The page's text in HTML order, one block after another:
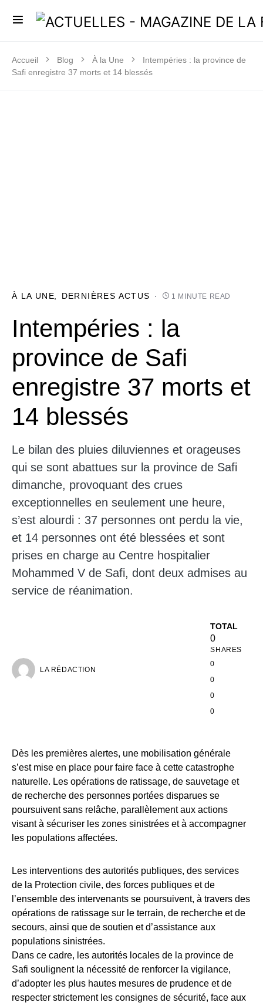
Accueil Blog À la Une
Intempéries : la province de
Safi enregistre 37 morts et 14 blessés
À LA UNE DERNIÈRES ACTUS 1 MINUTE READ
Intempéries : la
province de Safi
enregistre 37 morts et
14 blessés
Le bilan des pluies diluviennes et orageuses
qui se sont abattues sur la province de Safi
dimanche, provoquant des crues
exceptionnelles en seulement une heure,
s’est alourdi : 37 personnes ont perdu la vie,
et 14 personnes ont été blessées et sont
prises en charge au Centre hospitalier
Mohammed V de Safi, dont deux admises au
service de réanimation.
LA RÉDACTION
TOTAL
0
SHARES
0
0
0
0
Dès les premières alertes, une mobilisation générale
s’est mise en place pour faire face à cette catastrophe
naturelle. Les opérations de ratissage, de sauvetage et
de recherche des personnes portées disparues se
poursuivent sans relâche, parallèlement aux actions
visant à sécuriser les zones sinistrées et à accompagner
les populations affectées.
Les interventions des autorités publiques, des services
de la Protection civile, des forces publiques et de
l’ensemble des intervenants se poursuivent, à travers des
opérations de ratissage sur le terrain, de recherche et de
secours, ainsi que de soutien et d’assistance aux
populations sinistrées.
Dans ce cadre, les autorités locales de la province de
Safi soulignent la nécessité de renforcer la vigilance,
d’adopter les plus hautes mesures de prudence et de
respecter strictement les consignes de sécurité, face aux